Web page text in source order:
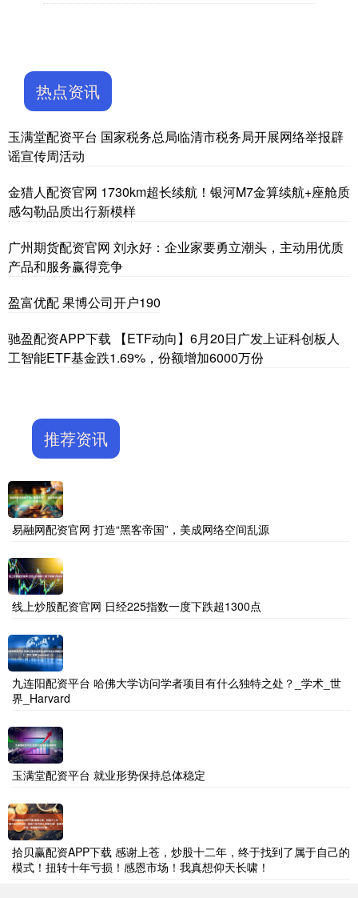
热点资讯
玉满堂配资平台 国家税务总局临清市税务局开展网络举报辟
谣宣传周活动
金猎人配资官网 1730km超长续航！银河M7金算续航+座舱质
感勾勒品质出行新模样
广州期货配资官网 刘永好：企业家要勇立潮头，主动用优质
产品和服务赢得竞争
盈富优配 果博公司开户190
驰盈配资APP下载 【ETF动向】6月20日广发上证科创板人
工智能ETF基金跌1.69%，份额增加6000万份
推荐资讯
易融网配资官网 打造“黑客帝国”，美成网络空间乱源
线上炒股配资官网 日经225指数一度下跌超1300点
九连阳配资平台 哈佛大学访问学者项目有什么独特之处？_学术_世
界_Harvard
玉满堂配资平台 就业形势保持总体稳定
拾贝赢配资APP下载 感谢上苍，炒股十二年，终于找到了属于自己的
模式！扭转十年亏损！感恩市场！我真想仰天长啸！